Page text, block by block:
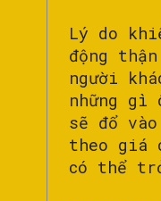
Lý do
động
người
những gì
sẽ đổ
theo giá
có thể